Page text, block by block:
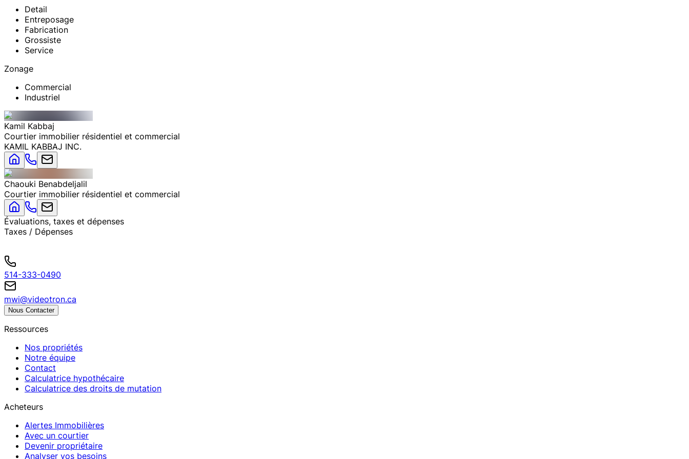
Detail
Entreposage
Fabrication
Grossiste
Service
Zonage
Commercial
Industriel
Kamil Kabbaj
Courtier immobilier résidentiel et commercial
KAMIL KABBAJ INC.
Chaouki Benabdeljalil
Courtier immobilier résidentiel et commercial
Évaluations, taxes et dépenses
Taxes / Dépenses
514-333-0490
mwi@videotron.ca
Nous Contacter
Ressources
Nos propriétés
Notre équipe
Contact
Calculatrice hypothécaire
Calculatrice des droits de mutation
Acheteurs
Alertes Immobilières
Avec un courtier
Devenir propriétaire
Analyser vos besoins